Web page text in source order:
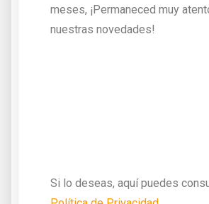
meses, ¡Permaneced muy
nuestras novedades!
Si lo deseas, aquí puedes